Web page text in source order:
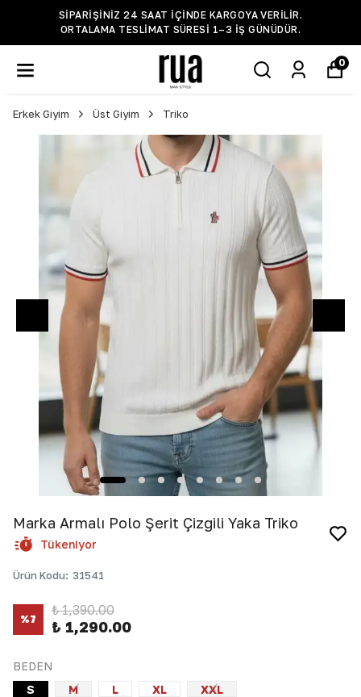
SIPARIŞINIZ 24 SAAT IÇINDE KARGOYA VERILIR.
ORTALAMA TESLIMAT SÜRESI 1–3 IŞ GÜNÜDÜR.
0
Erkek Giyim Üst Giyim Triko
Marka Armalı Polo Şerit Çizgili Yaka Triko
Tükeniyor
Ürün Kodu: 31541
%7
₺ 1,390.00
₺ 1,290.00
BEDEN
S
M L XL XXL